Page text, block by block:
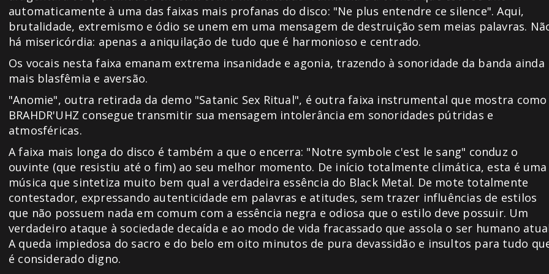
automaticamente à uma das faixas mais profanas do disco: "Ne plus entendre ce silence". Aqui,
brutalidade, extremismo e ódio se unem em uma mensagem de destruição sem meias palavras.
há misericórdia: apenas a aniquilação de tudo que é harmonioso e centrado.
Os vocais nesta faixa emanam extrema insanidade e agonia, trazendo à sonoridade da banda ainda
mais blasfêmia e aversão.
"Anomie", outra retirada da demo "Satanic Sex Ritual", é outra faixa instrumental que mostra como
BRAHDR'UHZ consegue transmitir sua mensagem intolerância em sonoridades pútridas e
atmosféricas.
A faixa mais longa do disco é também a que o encerra: "Notre symbole c'est le sang" conduz o
ouvinte (que resistiu até o fim) ao seu melhor momento. De início totalmente climática, esta é uma
música que sintetiza muito bem qual a verdadeira essência do Black Metal. De mote totalmente
contestador, expressando autenticidade em palavras e atitudes, sem trazer influências de estilos
que não possuem nada em comum com a essência negra e odiosa que o estilo deve possuir. Um
verdadeiro ataque à sociedade decaída e ao modo de vida fracassado que assola o ser humano
A queda impiedosa do sacro e do belo em oito minutos de pura devassidão e insultos para tudo
é considerado digno.